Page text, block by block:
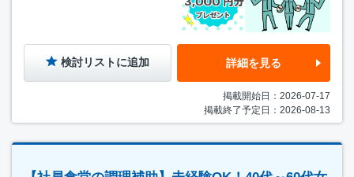
検討リストに追加 詳細を見る
掲載開始日：2026-07-17
掲載終了予定日：2026-08-13